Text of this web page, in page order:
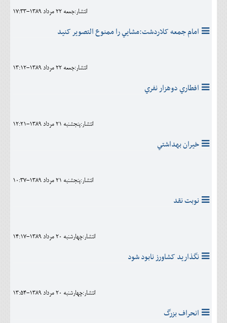
انتشار:جمعه 22 مرداد 1389-17:33
امام جمعه کلاردشت:مشايي را ممنوع التصوير کنيد
انتشار:جمعه 22 مرداد 1389-13:12
افطاري دوهزار نفري
انتشار:پنجشنبه 21 مرداد 1389-12:21
خيران بهداشتي
انتشار:پنجشنبه 21 مرداد 1389-10:37
نوبت نقد
انتشار:چهارشنبه 20 مرداد 1389-14:17
نگذاريد کشاورز نابود شود
انتشار:چهارشنبه 20 مرداد 1389-13:54
انحراف بزرگ